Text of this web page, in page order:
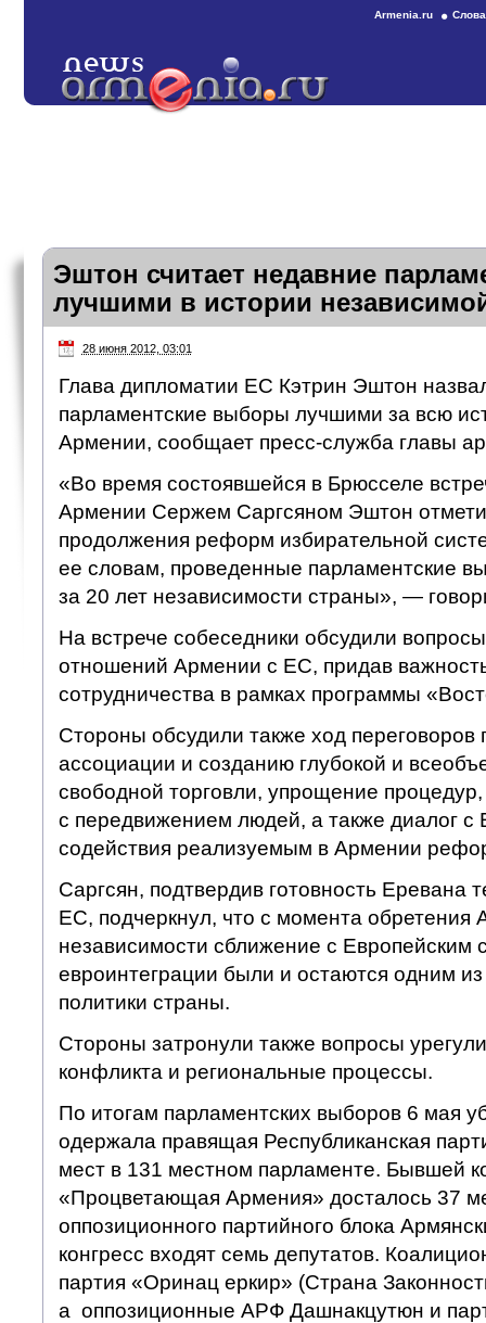
Armenia.ru
Эштон считает недавние
лучшими в истории
28 июня 2012, 03:01
Глава дипломатии ЕС Кэтрин Эштон
парламентские выборы лучшими за всю
Армении, сообщает пресс-служба главы
«Во время состоявшейся в Брюсселе
Армении Сержем Саргсяном Эштон
продолжения реформ избирательной
ее словам, проведенные парламентские
за 20 лет независимости страны», —
На встрече собеседники обсудили
отношений Армении с ЕС, придав
сотрудничества в рамках программы
Стороны обсудили также ход
ассоциации и созданию глубокой и
свободной торговли, упрощение
с передвижением людей, а также диалог с
содействия реализуемым в Армении
Саргсян, подтвердив готовность Еревана
ЕС, подчеркнул, что с момента обретения
независимости сближение с Европейским
евроинтеграции были и остаются одним
политики страны.
Стороны затронули также вопросы
конфликта и региональные процессы.
По итогам парламентских выборов 6 мая
одержала правящая Республиканская
мест в 131 местном парламенте. Бывшей
«Процветающая Армения» досталось 37
оппозиционного партийного блока
конгресс входят семь депутатов.
партия «Оринац еркир» (Страна
а оппозиционные АРФ Дашнакцутюн и